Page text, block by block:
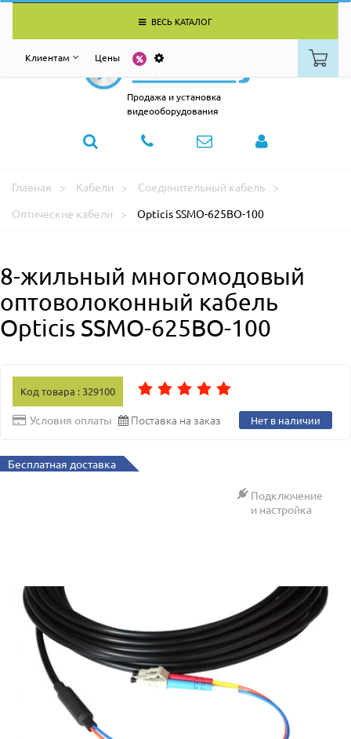
ВЕСЬ КАТАЛОГ
Клиентам Цены
Продажа и установка
видеооборудования
Главная Кабели
Соединительный кабель
Оптические кабели
Opticis SSMO-625BO-100
8-жильный многомодовый
оптоволоконный кабель
Opticis SSMO-625BO-100
Код товара : 329100
Условия оплаты Поставка на заказ Нет в наличии
Бесплатная доставка
Подключение
и настройка